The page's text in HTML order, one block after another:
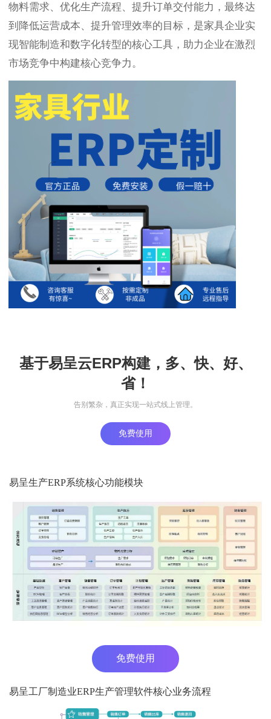
物料需求、优化生产流程、提升订单交付能力，最终达
到降低运营成本、提升管理效率的目标，是家具企业实
现智能制造和数字化转型的核心工具，助力企业在激烈
市场竞争中构建核心竞争力。
基于易呈云ERP构建，多、快、好、
省！
告别繁杂，真正实现一站式线上管理。
免费使用
易呈生产ERP系统核心功能模块
免费使用
易呈工厂制造业ERP生产管理软件核心业务流程